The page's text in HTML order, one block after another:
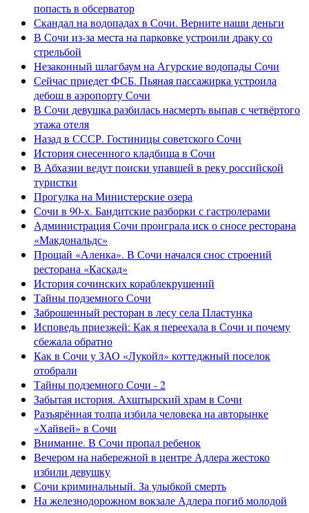
попасть в обсерватор
Скандал на водопадах в Сочи. Верните наши деньги
В Сочи из-за места на парковке устроили драку со
стрельбой
Незаконный шлагбаум на Агурские водопады Сочи
Сейчас приедет ФСБ. Пьяная пассажирка устроила
дебош в аэропорту Сочи
В Сочи девушка разбилась насмерть выпав с четвёртого
этажа отеля
Назад в СССР. Гостиницы советского Сочи
История снесенного кладбища в Сочи
В Абхазии ведут поиски упавшей в реку российской
туристки
Прогулка на Министерские озера
Сочи в 90-х. Бандитские разборки с гастролерами
Администрация Сочи проиграла иск о сносе ресторана
«Макдональдс»
Прощай «Аленка». В Сочи начался снос строений
ресторана «Каскад»
История сочинских кораблекрушений
Тайны подземного Сочи
Заброшенный ресторан в лесу села Пластунка
Исповедь приезжей: Как я переехала в Сочи и почему
сбежала обратно
Как в Сочи у ЗАО «Лукойл» коттеджный поселок
отобрали
Тайны подземного Сочи - 2
Забытая история. Ахштырский храм в Сочи
Разъярённая толпа избила человека на авторынке
«Хайвей» в Сочи
Внимание. В Сочи пропал ребенок
Вечером на набережной в центре Адлера жестоко
избили девушку
Сочи криминальный. За улыбкой смерть
На железнодорожном вокзале Адлера погиб молодой